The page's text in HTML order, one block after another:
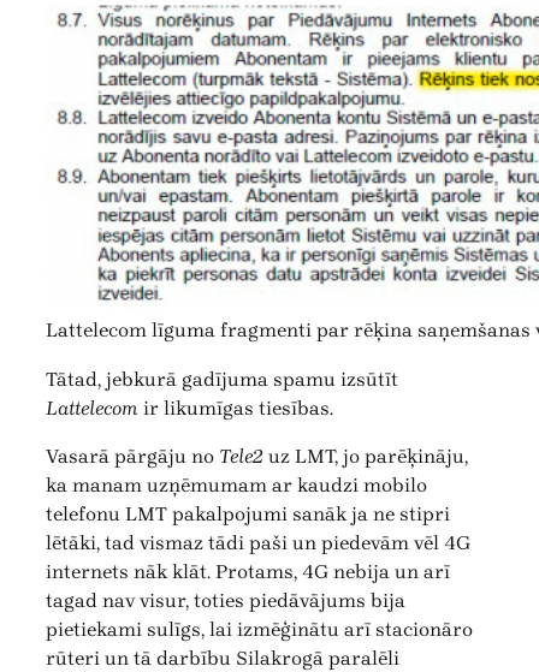
Lattelecom līguma fragmenti par rēķina saņemšanas
Tātad, jebkurā gadījuma spamu izsūtīt
Lattelecom ir likumīgas tiesības.
Vasarā pārgāju no Tele2 uz LMT, jo parēķināju,
ka manam uzņēmumam ar kaudzi mobilo
telefonu LMT pakalpojumi sanāk ja ne stipri
lētāki, tad vismaz tādi paši un piedevām vēl 4G
internets nāk klāt. Protams, 4G nebija un arī
tagad nav visur, toties piedāvājums bija
pietiekami sulīgs, lai izmēģinātu arī stacionāro
rūteri un tā darbību Silakrogā paralēli